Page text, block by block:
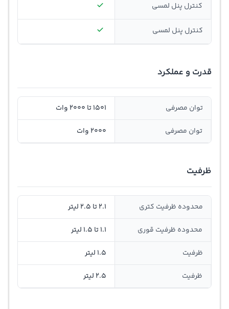
کنترل پنل لمسی
کنترل پنل لمسی
قدرت و عملکرد
توان مصرفی 1501 تا 2000 وات
توان مصرفی 2000 وات
ظرفیت
محدوده ظرفیت کتری 2.1 تا 2.5 لیتر
محدوده ظرفیت قوری 1.1 تا 1.5 لیتر
ظرفیت 1.5 لیتر
ظرفیت 2.5 لیتر